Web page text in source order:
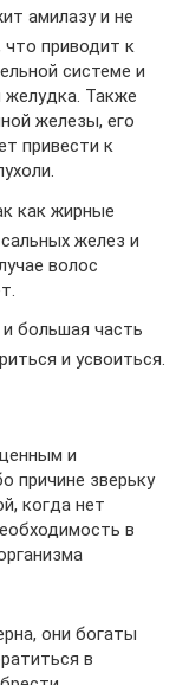
амилазу и не
что приводит к
системе и
Также
железы, его
привести к
как жирные
желез и
волос
большая часть
и усвоиться.
и
причине зверьку
когда нет
в
они богаты
в